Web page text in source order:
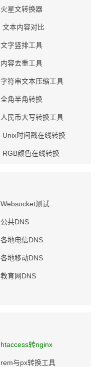
火星文转换器
文本内容对比
文字竖排工具
内容去重工具
字符串文本压缩工具
全角半角转换
人民币大写转换工具
Unix时间戳在线转换
RGB颜色在线转换
Websocket测试
公共DNS
各地电信DNS
各地移动DNS
教育网DNS
htaccess转nginx
rem与px转换工具